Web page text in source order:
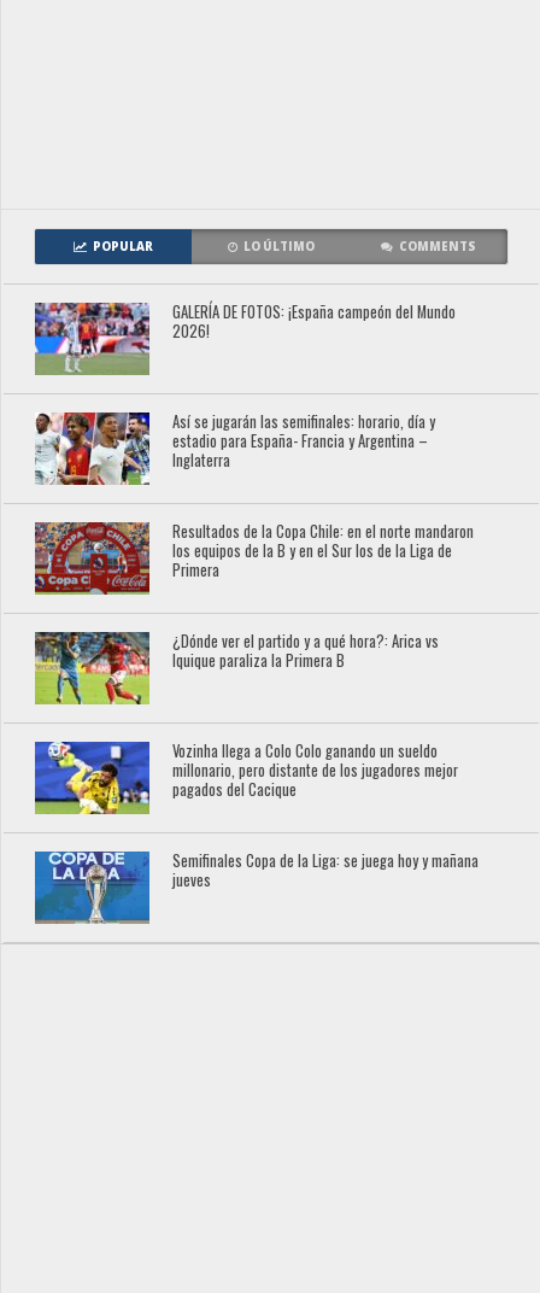
POPULAR LO ÚLTIMO COMMENTS
GALERÍA DE FOTOS: ¡España campeón del Mundo
2026!
Así se jugarán las semifinales: horario, día y
estadio para España- Francia y Argentina –
Inglaterra
Resultados de la Copa Chile: en el norte mandaron
los equipos de la B y en el Sur los de la Liga de
Primera
¿Dónde ver el partido y a qué hora?: Arica vs
Iquique paraliza la Primera B
Vozinha llega a Colo Colo ganando un sueldo
millonario, pero distante de los jugadores mejor
pagados del Cacique
Semifinales Copa de la Liga: se juega hoy y mañana
jueves